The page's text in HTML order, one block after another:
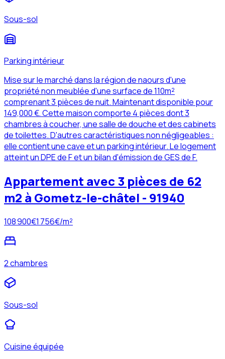
Sous-sol
Parking intérieur
Mise sur le marché dans la région de naours d'une
propriété non meublée d'une surface de 110m²
comprenant 3 pièces de nuit. Maintenant disponible pour
149,000 €. Cette maison comporte 4 pièces dont 3
chambres à coucher, une salle de douche et des cabinets
de toilettes. D'autres caractéristiques non négligeables :
elle contient une cave et un parking intérieur. Le logement
atteint un DPE de F et un bilan d'émission de GES de F.
Appartement avec 3 pièces de 62
m2 à Gometz-le-châtel - 91940
108 900€1 756€/m²
2 chambres
Sous-sol
Cuisine équipée